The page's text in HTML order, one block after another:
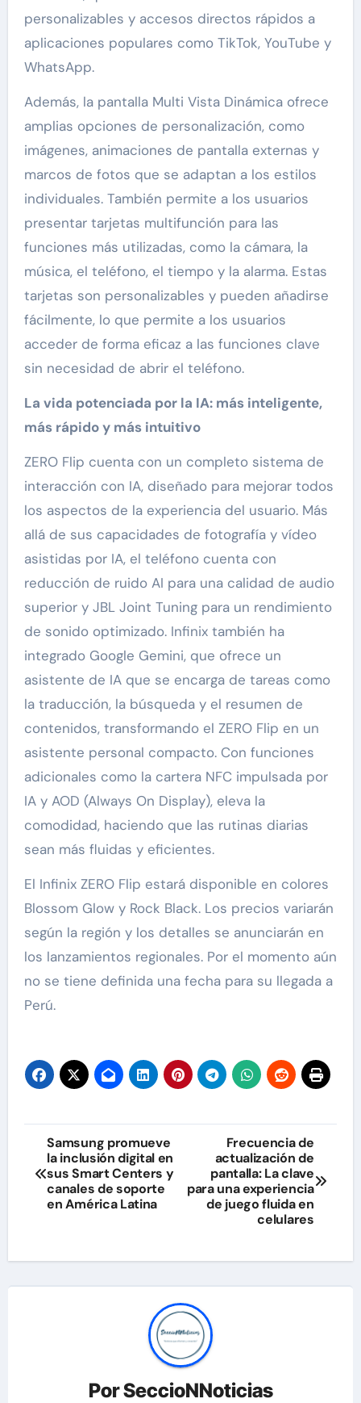
personalizables y accesos directos rápidos a
aplicaciones populares como TikTok, YouTube y
WhatsApp.
Además, la pantalla Multi Vista Dinámica ofrece
amplias opciones de personalización, como
imágenes, animaciones de pantalla externas y
marcos de fotos que se adaptan a los estilos
individuales. También permite a los usuarios
presentar tarjetas multifunción para las
funciones más utilizadas, como la cámara, la
música, el teléfono, el tiempo y la alarma. Estas
tarjetas son personalizables y pueden añadirse
fácilmente, lo que permite a los usuarios
acceder de forma eficaz a las funciones clave
sin necesidad de abrir el teléfono.
La vida potenciada por la IA: más inteligente,
más rápido y más intuitivo
ZERO Flip cuenta con un completo sistema de
interacción con IA, diseñado para mejorar todos
los aspectos de la experiencia del usuario. Más
allá de sus capacidades de fotografía y vídeo
asistidas por IA, el teléfono cuenta con
reducción de ruido AI para una calidad de audio
superior y JBL Joint Tuning para un rendimiento
de sonido optimizado. Infinix también ha
integrado Google Gemini, que ofrece un
asistente de IA que se encarga de tareas como
la traducción, la búsqueda y el resumen de
contenidos, transformando el ZERO Flip en un
asistente personal compacto. Con funciones
adicionales como la cartera NFC impulsada por
IA y AOD (Always On Display), eleva la
comodidad, haciendo que las rutinas diarias
sean más fluidas y eficientes.
El Infinix ZERO Flip estará disponible en colores
Blossom Glow y Rock Black. Los precios variarán
según la región y los detalles se anunciarán en
los lanzamientos regionales. Por el momento aún
no se tiene definida una fecha para su llegada a
Perú.
Navegación
de
entradas
Samsung promueve
la inclusión digital en
sus Smart Centers y
canales de soporte
en América Latina
Frecuencia de
actualización de
pantalla: La clave
para una experiencia
de juego fluida en
celulares
PorSeccioNNoticias